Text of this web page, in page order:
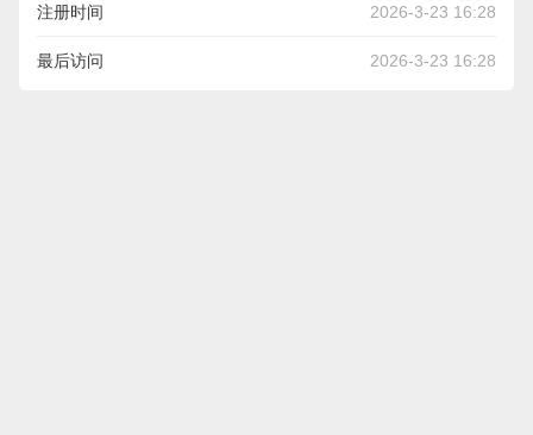
注册时间 2026-3-23 16:28
最后访问 2026-3-23 16:28